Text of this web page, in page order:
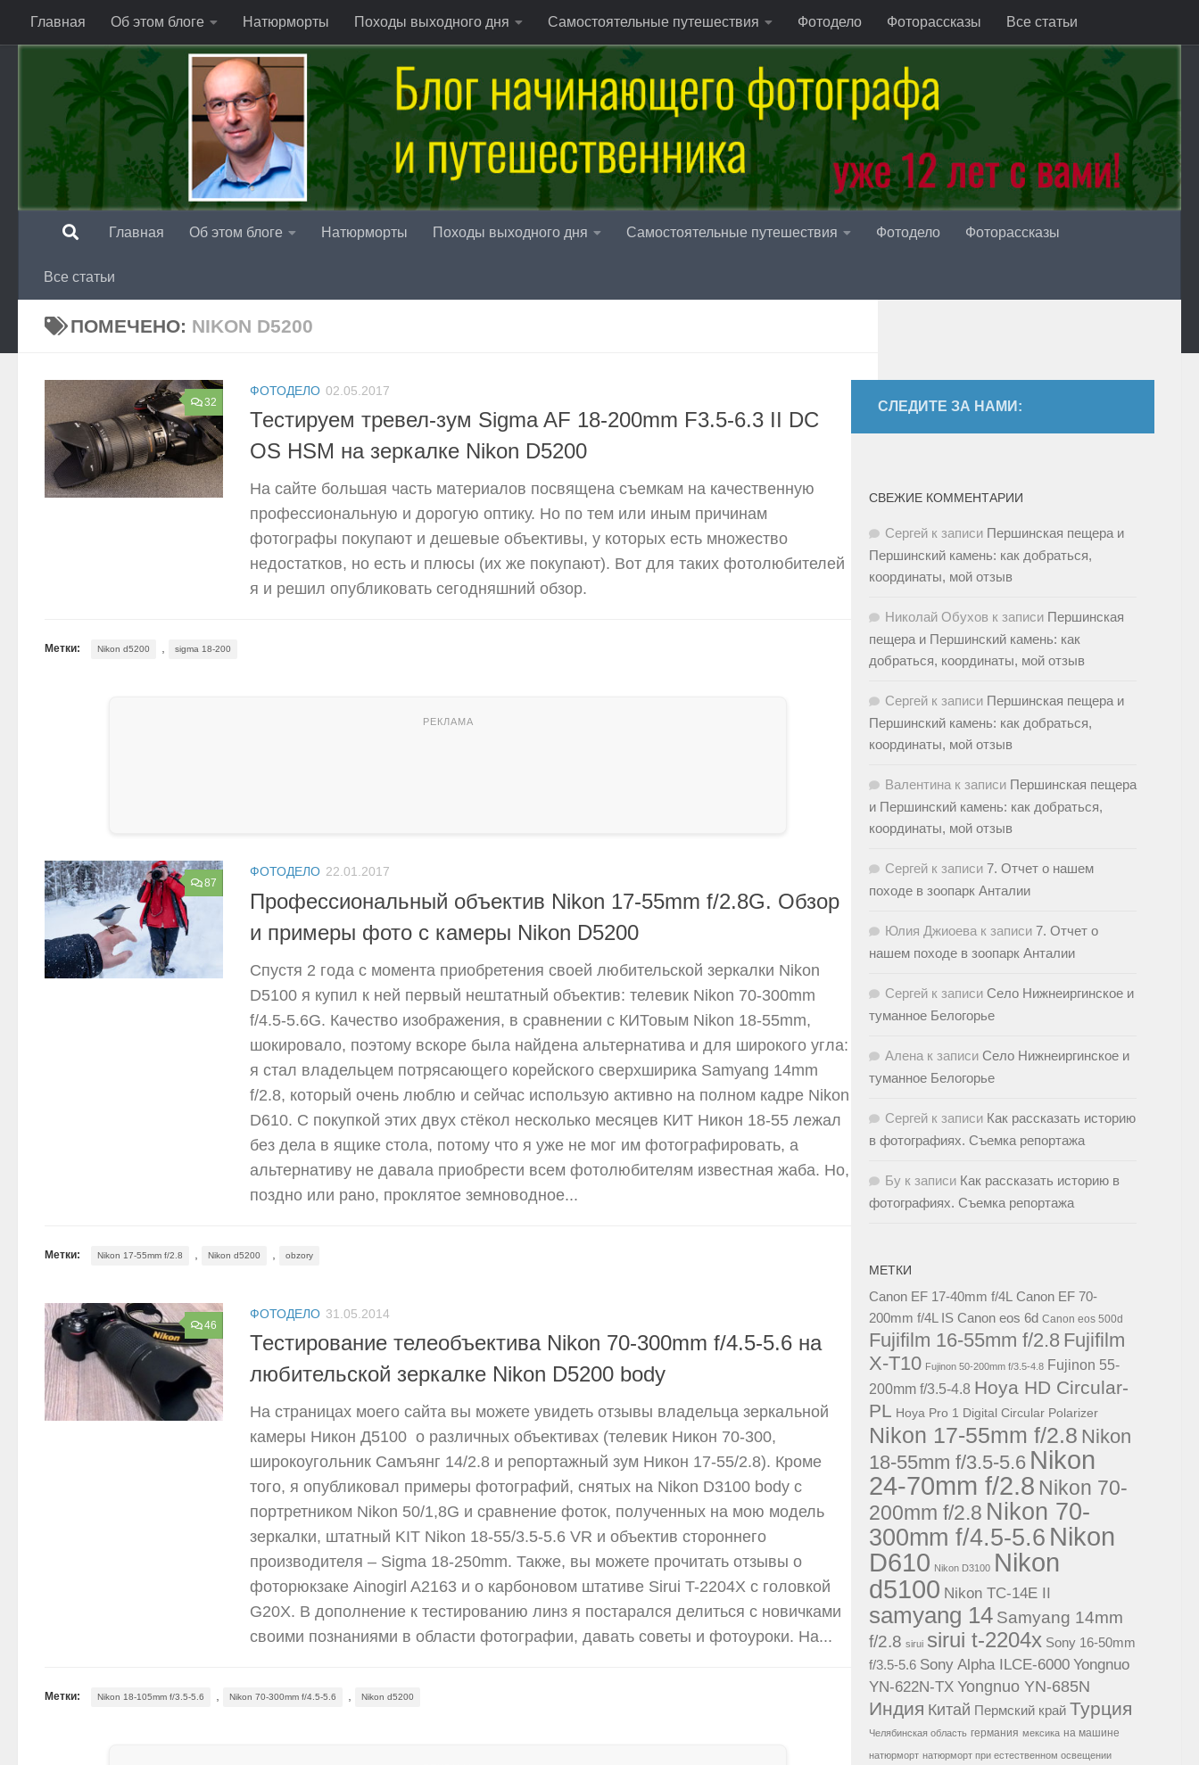
Перейти к содержимому
Главная Об этом блоге Натюрморты Походы выходного дня Самостоятельные путешествия Фотодело Фоторассказы Все статьи
Главная Об этом блоге Натюрморты Походы выходного дня Самостоятельные путешествия Фотодело Фоторассказы
Все статьи
ПОМЕЧЕНО: NIKON D5200
32
ФОТОДЕЛО 02.05.2017
Тестируем тревел-зум Sigma AF 18-200mm F3.5-6.3 II DC
OS HSM на зеркалке Nikon D5200
На сайте большая часть материалов посвящена съемкам на качественную
профессиональную и дорогую оптику. Но по тем или иным причинам
фотографы покупают и дешевые объективы, у которых есть множество
недостатков, но есть и плюсы (их же покупают). Вот для таких фотолюбителей
я и решил опубликовать сегодняшний обзор.
Метки: Nikon d5200 , sigma 18-200
87
ФОТОДЕЛО 22.01.2017
Профессиональный объектив Nikon 17-55mm f/2.8G. Обзор
и примеры фото с камеры Nikon D5200
Спустя 2 года с момента приобретения своей любительской зеркалки Nikon
D5100 я купил к ней первый нештатный объектив: телевик Nikon 70-300mm
f/4.5-5.6G. Качество изображения, в сравнении с КИТовым Nikon 18-55mm,
шокировало, поэтому вскоре была найдена альтернатива и для широкого угла:
я стал владельцем потрясающего корейского сверхширика Samyang 14mm
f/2.8, который очень люблю и сейчас использую активно на полном кадре Nikon
D610. С покупкой этих двух стёкол несколько месяцев КИТ Никон 18-55 лежал
без дела в ящике стола, потому что я уже не мог им фотографировать, а
альтернативу не давала приобрести всем фотолюбителям известная жаба. Но,
поздно или рано, проклятое земноводное...
Метки: Nikon 17-55mm f/2.8 Nikon d5200 obzory
46
ФОТОДЕЛО 31.05.2014
Тестирование телеобъектива Nikon 70-300mm f/4.5-5.6 на
любительской зеркалке Nikon D5200 body
На страницах моего сайта вы можете увидеть отзывы владельца зеркальной
камеры Никон Д5100 о различных объективах (телевик Никон 70-300,
широкоугольник Самъянг 14/2.8 и репортажный зум Никон 17-55/2.8). Кроме
того, я опубликовал примеры фотографий, снятых на Nikon D3100 body с
портретником Nikon 50/1,8G и сравнение фоток, полученных на мою модель
зеркалки, штатный KIT Nikon 18-55/3.5-5.6 VR и объектив стороннего
производителя – Sigma 18-250mm. Также, вы можете прочитать отзывы о
фоторюкзаке Ainogirl A2163 и о карбоновом штативе Sirui T-2204X с головкой
G20X. В дополнение к тестированию линз я постарался делиться с новичками
своими познаниями в области фотографии, давать советы и фотоуроки. На...
Метки: Nikon 18-105mm f/3.5-5.6 Nikon 70-300mm f/4.5-5.6 Nikon d5200
СЛЕДИТЕ ЗА НАМИ:
СВЕЖИЕ КОММЕНТАРИИ
Сергей к записи Першинская пещера и
Першинский камень: как добраться,
координаты, мой отзыв
Николай Обухов к записи Першинская
пещера и Першинский камень: как
добраться, координаты, мой отзыв
Сергей к записи Першинская пещера и
Першинский камень: как добраться,
координаты, мой отзыв
Валентина к записи Першинская пещера
и Першинский камень: как добраться,
координаты, мой отзыв
Сергей к записи 7. Отчет о нашем
походе в зоопарк Анталии
Юлия Джиоева к записи 7. Отчет о
нашем походе в зоопарк Анталии
Сергей к записи Село Нижнеиргинское и
туманное Белогорье
Алена к записи Село Нижнеиргинское и
туманное Белогорье
Сергей к записи Как рассказать историю
в фотографиях. Съемка репортажа
Бу к записи Как рассказать историю в
фотографиях. Съемка репортажа
МЕТКИ
Canon EF 17-40mm f/4L Canon EF 70-
200mm f/4L IS Canon eos 6d Canon eos 500d
Fujifilm 16-55mm f/2.8 Fujifilm
X-T10 Fujinon 50-200mm f/3.5-4.8 Fujinon 55-
200mm f/3.5-4.8 Hoya HD Circular-
PL Hoya Pro 1 Digital Circular Polarizer
Nikon 17-55mm f/2.8 Nikon
18-55mm f/3.5-5.6 Nikon
24-70mm f/2.8 Nikon 70-
200mm f/2.8 Nikon 70-
300mm f/4.5-5.6 Nikon
D610 Nikon D3100 Nikon
d5100 Nikon TC-14E II
samyang 14 Samyang 14mm
f/2.8 sirui sirui t-2204x Sony 16-50mm
f/3.5-5.6 Sony Alpha ILCE-6000 Yongnuo
YN-622N-TX Yongnuo YN-685N
Индия Китай Пермский край Турция
Челябинская область германия мексика на машине
натюрморт натюрморт при естественном освещении